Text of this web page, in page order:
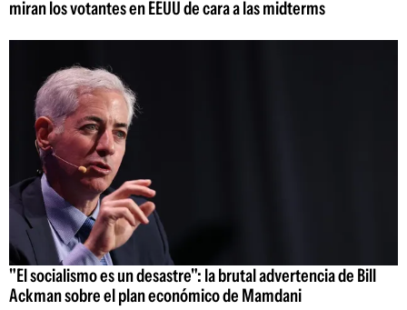
miran los votantes en EEUU de cara a las midterms
"El socialismo es un desastre": la brutal advertencia de Bill
Ackman sobre el plan económico de Mamdani